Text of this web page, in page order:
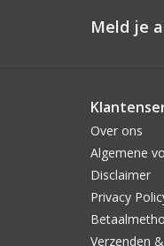
Meld je
Over ons
Algemene
Disclaimer
Privacy
Verzenden